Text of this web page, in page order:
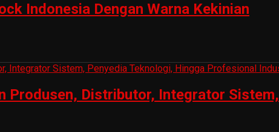
Indonesia Dengan Warna Kekinian
Produsen, Distributor, Integrator